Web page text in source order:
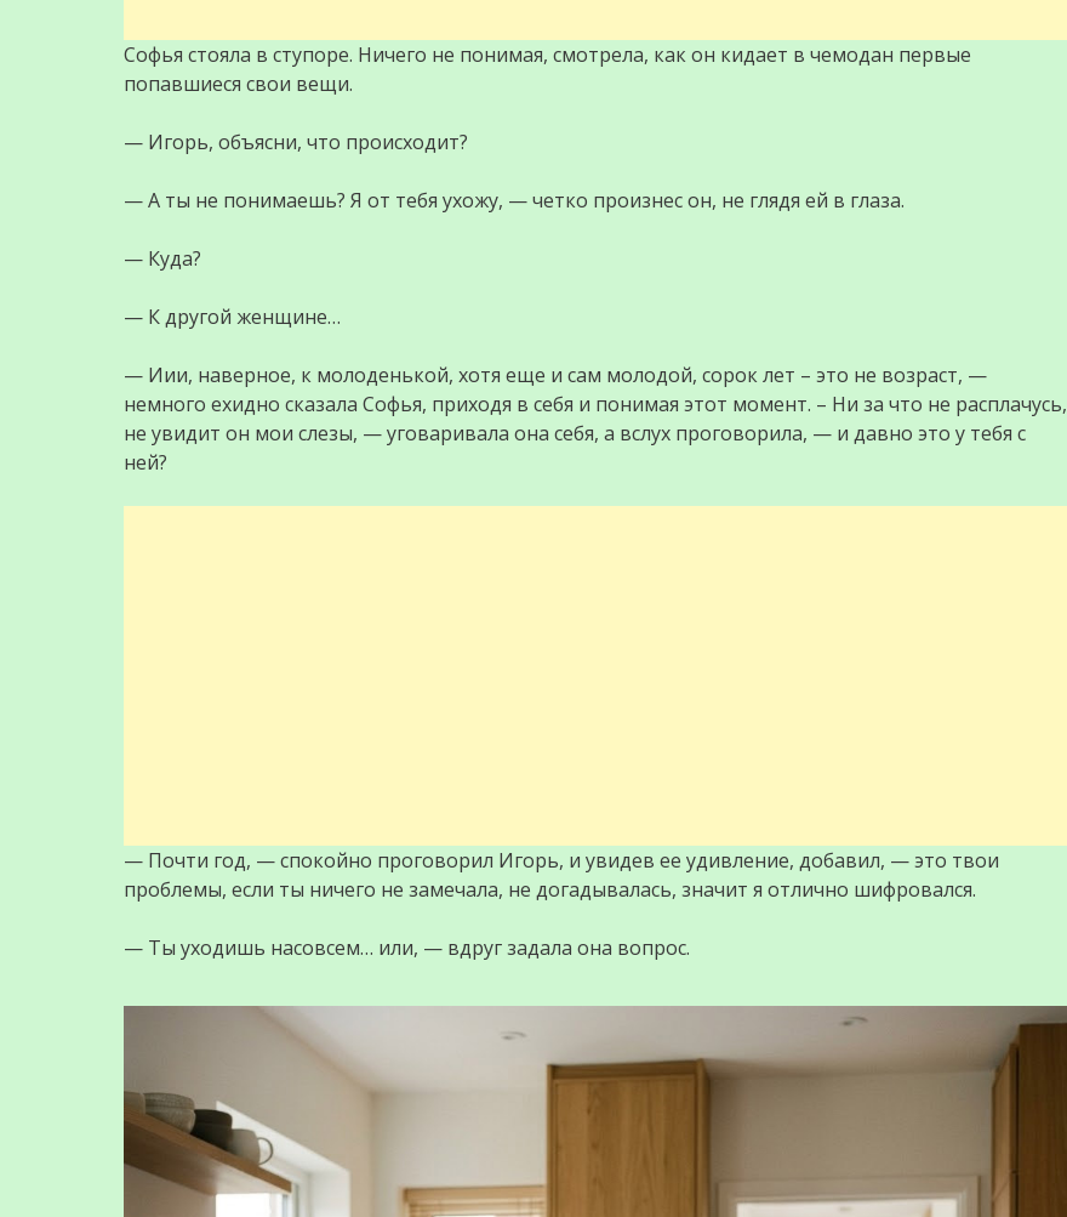
Софья стояла в ступоре. Ничего не понимая, смотрела, как он кидает в чемодан первые
попавшиеся свои вещи.
— Игорь, объясни, что происходит?
— А ты не понимаешь? Я от тебя ухожу, — четко произнес он, не глядя ей в глаза.
— Куда?
— К другой женщине…
— Иии, наверное, к молоденькой, хотя еще и сам молодой, сорок лет – это не возраст, —
немного ехидно сказала Софья, приходя в себя и понимая этот момент. – Ни за что не расплачусь,
не увидит он мои слезы, — уговаривала она себя, а вслух проговорила, — и давно это у тебя с
ней?
— Почти год, — спокойно проговорил Игорь, и увидев ее удивление, добавил, — это твои
проблемы, если ты ничего не замечала, не догадывалась, значит я отлично шифровался.
— Ты уходишь насовсем… или, — вдруг задала она вопрос.